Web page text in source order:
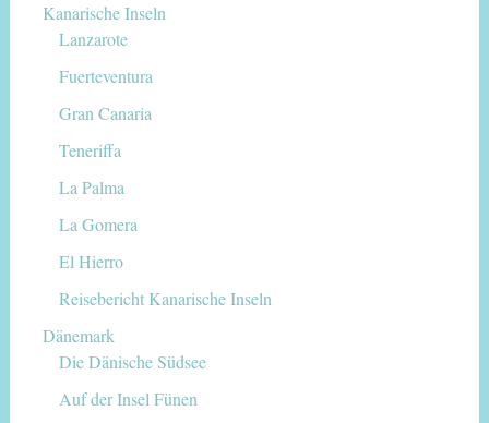
Kanarische Inseln
Lanzarote
Fuerteventura
Gran Canaria
Teneriffa
La Palma
La Gomera
El Hierro
Reisebericht Kanarische Inseln
Dänemark
Die Dänische Südsee
Auf der Insel Fünen